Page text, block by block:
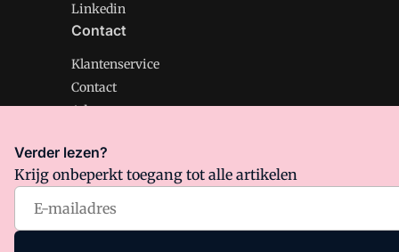
Linkedin
Contact
Klantenservice
Contact
Adverteren
Management Support is onderdeel van VMN media.
Algemene Voorwaarden
Verder lezen?
Krijg onbeperkt toegang tot alle artikelen